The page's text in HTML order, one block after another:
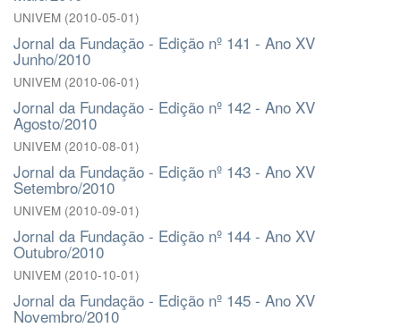
UNIVEM (2010-05-01)
Jornal da Fundação - Edição nº 141 - Ano XV
Junho/2010
UNIVEM (2010-06-01)
Jornal da Fundação - Edição nº 142 - Ano XV
Agosto/2010
UNIVEM (2010-08-01)
Jornal da Fundação - Edição nº 143 - Ano XV
Setembro/2010
UNIVEM (2010-09-01)
Jornal da Fundação - Edição nº 144 - Ano XV
Outubro/2010
UNIVEM (2010-10-01)
Jornal da Fundação - Edição nº 145 - Ano XV
Novembro/2010